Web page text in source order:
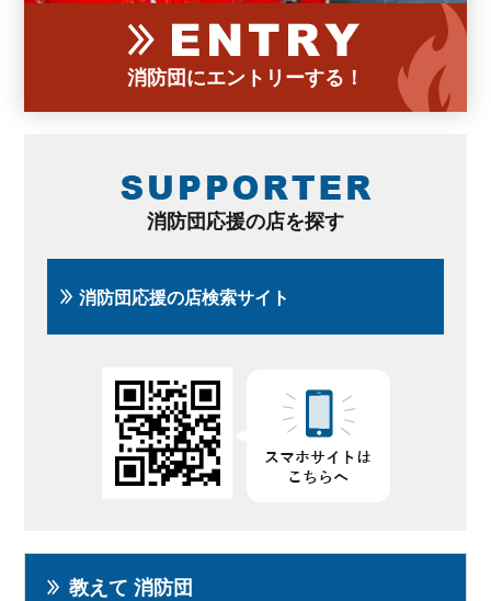
消防団にエントリーする！
消防団応援の店を探す
消防団応援の店検索サイト
教えて 消防団